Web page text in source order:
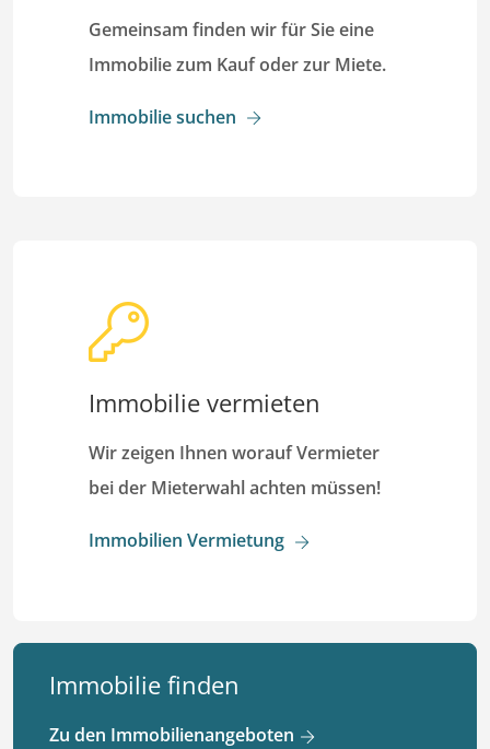
Gemeinsam finden wir für Sie eine
Immobilie zum Kauf oder zur Miete.
Immobilie suchen
Immobilie vermieten
Wir zeigen Ihnen worauf Vermieter
bei der Mieterwahl achten müssen!
Immobilien Vermietung
Immobilie finden
Zu den Immobilienangeboten